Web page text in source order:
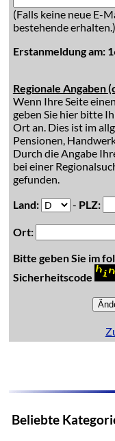
(Falls keine neue E-
bestehende erhalten.)
Erstanmeldung am:
Regionale Angaben
Wenn Ihre Seite
geben Sie hier bitte
Ort an. Dies ist im
Pensionen,
Durch die Angabe
bei einer
gefunden.
Land:
- PLZ:
Ort:
Bitte geben Sie im
Sicherheitscode
Beliebte